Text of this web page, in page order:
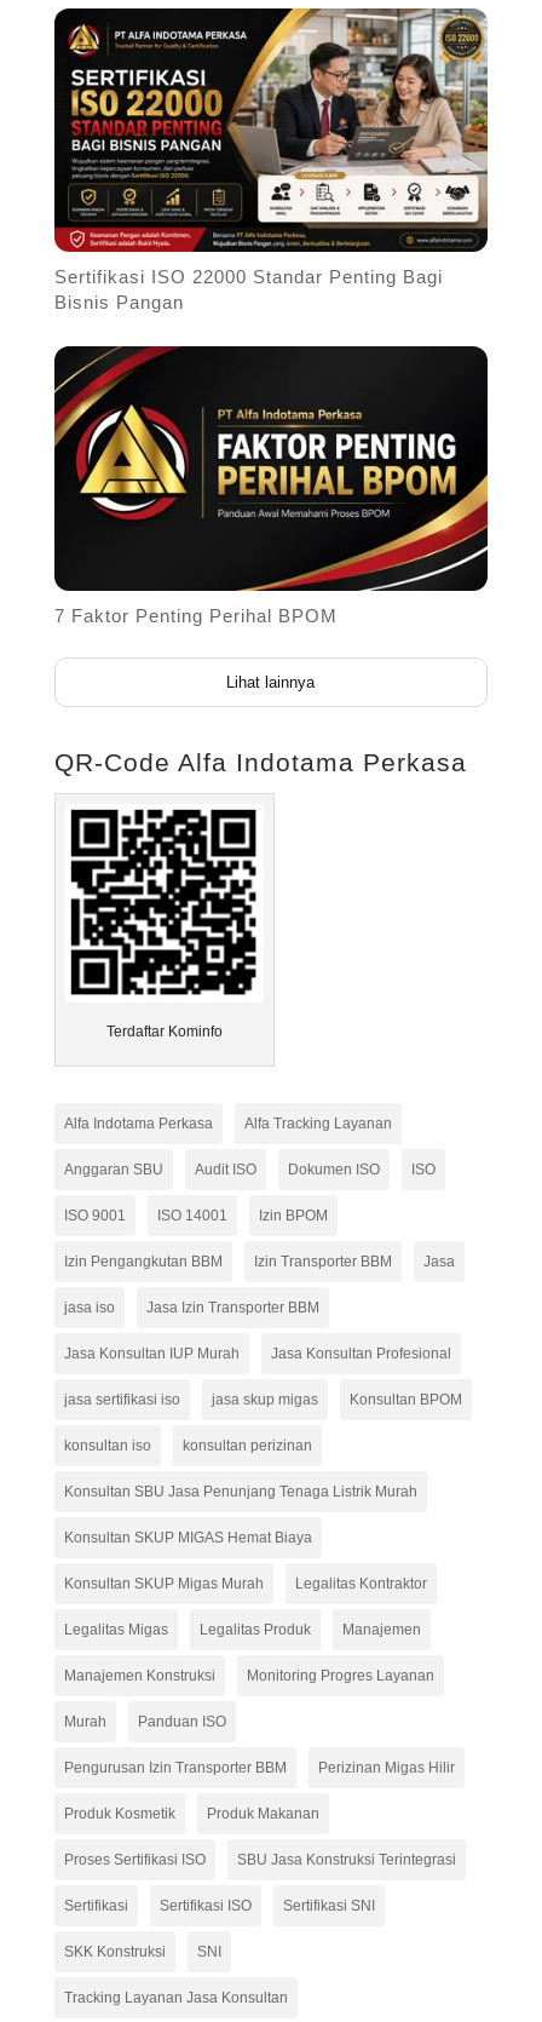
Sertifikasi ISO 22000 Standar Penting Bagi
Bisnis Pangan
7 Faktor Penting Perihal BPOM
Lihat lainnya
QR-Code Alfa Indotama Perkasa
Terdaftar Kominfo
Alfa Indotama Perkasa Alfa Tracking Layanan
Anggaran SBU Audit ISO Dokumen ISO ISO
ISO 9001 ISO 14001 Izin BPOM
Izin Pengangkutan BBM Izin Transporter BBM Jasa
jasa iso Jasa Izin Transporter BBM
Jasa Konsultan IUP Murah Jasa Konsultan Profesional
jasa sertifikasi iso jasa skup migas Konsultan BPOM
konsultan iso konsultan perizinan
Konsultan SBU Jasa Penunjang Tenaga Listrik Murah
Konsultan SKUP MIGAS Hemat Biaya
Konsultan SKUP Migas Murah Legalitas Kontraktor
Legalitas Migas Legalitas Produk Manajemen
Manajemen Konstruksi Monitoring Progres Layanan
Murah Panduan ISO
Pengurusan Izin Transporter BBM Perizinan Migas Hilir
Produk Kosmetik Produk Makanan
Proses Sertifikasi ISO SBU Jasa Konstruksi Terintegrasi
Sertifikasi Sertifikasi ISO Sertifikasi SNI
SKK Konstruksi SNI
Tracking Layanan Jasa Konsultan